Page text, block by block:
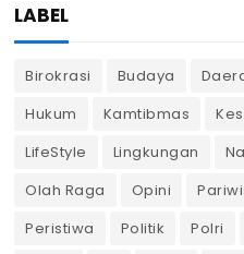
LABEL
Birokrasi Budaya
Hukum
Kamtibmas
LifeStyle
Lingkungan
Olah Raga
Opini
Peristiwa
Politik Polri